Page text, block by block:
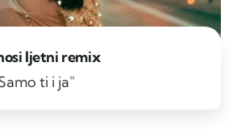
ljetni remix
ti i ja"